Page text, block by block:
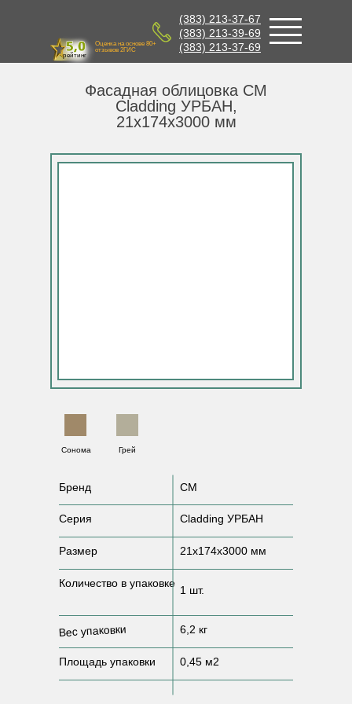
(383) 213-39-69
(383) 213-37-67
(383) 213-37-69
рейтинг
Оценка на основе 80+
отзывов 2ГИС
Фасадная облицовка CM
Cladding УРБАН,
21x174x3000 мм
Бренд
Серия
Размер
Количество в упаковке
Вес упаковки
Площадь упаковки
CM
Cladding УРБАН
21x174x3000 мм
1 шт.
6,2 кг
0,45 м2
Сонома Грей
35/1, офис 2